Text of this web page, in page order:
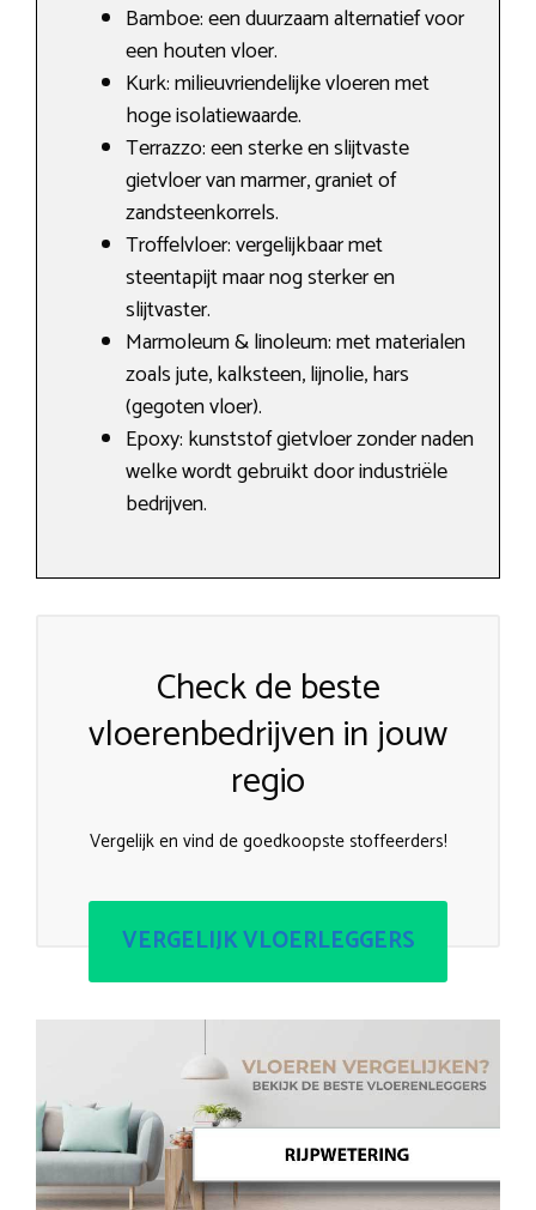
Bamboe: een duurzaam alternatief voor
een houten vloer.
Kurk: milieuvriendelijke vloeren met
hoge isolatiewaarde.
Terrazzo: een sterke en slijtvaste
gietvloer van marmer, graniet of
zandsteenkorrels.
Troffelvloer: vergelijkbaar met
steentapijt maar nog sterker en
slijtvaster.
Marmoleum & linoleum: met materialen
zoals jute, kalksteen, lijnolie, hars
(gegoten vloer).
Epoxy: kunststof gietvloer zonder naden
welke wordt gebruikt door industriële
bedrijven.
Check de beste
vloerenbedrijven in jouw
regio
Vergelijk en vind de goedkoopste stoffeerders!
VERGELIJK VLOERLEGGERS